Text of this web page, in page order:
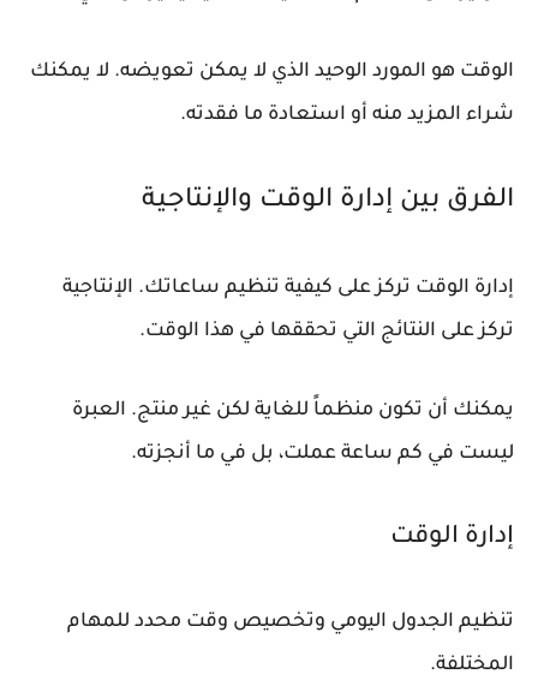
الوقت هو المورد الوحيد الذي لا يمكن تعويضه. لا يمكنك
شراء المزيد منه أو استعادة ما فقدته.
الفرق بين إدارة الوقت والإنتاجية
إدارة الوقت تركز على كيفية تنظيم ساعاتك. الإنتاجية
تركز على النتائج التي تحققها في هذا الوقت.
يمكنك أن تكون منظماً للغاية لكن غير منتج. العبرة
ليست في كم ساعة عملت، بل في ما أنجزته.
إدارة الوقت
تنظيم الجدول اليومي وتخصيص وقت محدد للمهام
المختلفة.